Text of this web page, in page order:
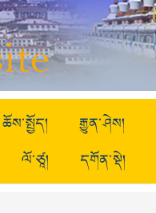
ཆོས་སྤྱོད། རྒྱུན་ཤེས།
ལོ་ཙཱ། དགོན་སྡེ།